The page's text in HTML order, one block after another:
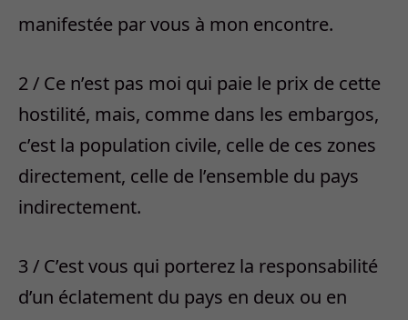
manifestée par vous à mon encontre.
2 / Ce n’est pas moi qui paie le prix de cette
hostilité, mais, comme dans les embargos,
c’est la population civile, celle de ces zones
directement, celle de l’ensemble du pays
indirectement.
3 / C’est vous qui porterez la responsabilité
d’un éclatement du pays en deux ou en